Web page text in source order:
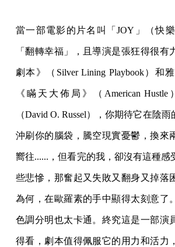
當一部電影的片名叫「JOY」（快
「翻轉幸福」，且導演是張狂得很有
劇本》（Silver Lining Playbook）和
《瞞天大佈局》（American
（David O. Russel），你期待它在陰
沖刷你的腦袋，騰空現實憂鬱，換來
嚮往......，但看完的我，卻沒有這種感
些悲慘，那奮起又失敗又翻身又掉落
為何，在歐羅素的手中顯得太刻意了
色調分明也太卡通。終究這是一部演
得看，劇本值得佩服它的用力和活力